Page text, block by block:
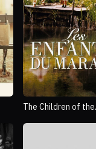
The Children of the